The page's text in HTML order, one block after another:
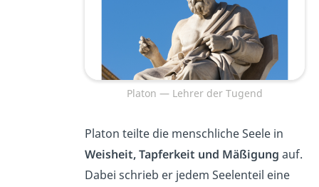
Platon — Lehrer der Tugend
Platon teilte die menschliche Seele in
Weisheit, Tapferkeit und Mäßigung auf.
Dabei schrieb er jedem Seelenteil eine